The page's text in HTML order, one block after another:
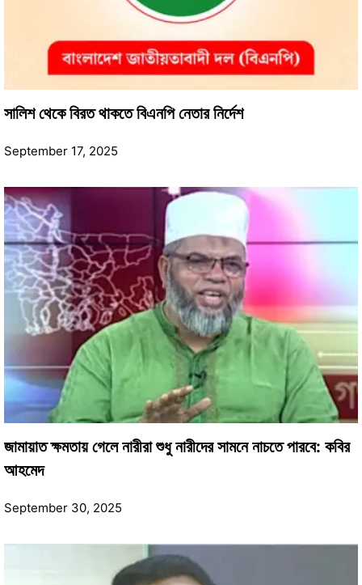
সালিশ থেকে বিরত থাকতে বিএনপি নেতার নির্দেশ
September 17, 2025
জামায়াত ক্ষমতায় গেলে নারীরা ‍শুধু নারীদের সামনে নাচতে পারবে: কবির
আহমেদ
September 30, 2025